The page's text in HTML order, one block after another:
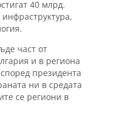
40 млрд.
част от
и в региона
президента
ни в средата
се региони в